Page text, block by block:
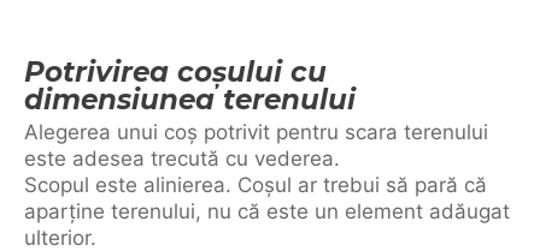
Potrivirea coșului cu
dimensiunea terenului
Alegerea unui coș potrivit pentru scara terenului
este adesea trecută cu vederea.
Scopul este alinierea. Coșul ar trebui să pară că
aparține terenului, nu că este un element adăugat
ulterior.